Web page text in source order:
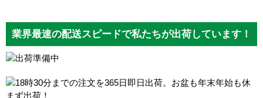
業界最速の配送スピードで私たちが出荷しています！